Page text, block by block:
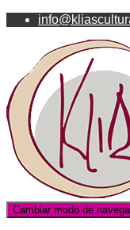
Cambiar modo de